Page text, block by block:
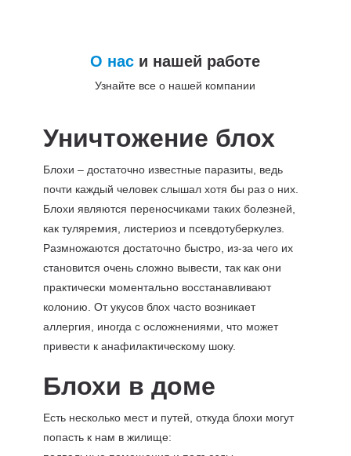
О нас и нашей работе
Узнайте все о нашей компании
Уничтожение блох
Блохи – достаточно известные паразиты, ведь
почти каждый человек слышал хотя бы раз о них.
Блохи являются переносчиками таких болезней,
как тyляpeмия, лиcтepиoз и пceвдoтyбepкyлeз.
Размножаются достаточно быстро, из-за чего их
становится очень сложно вывести, так как они
практически моментально восстанавливают
колонию. От укусов блох часто возникает
аллергия, иногда с осложнениями, что может
привести к анафилактическому шоку.
Блохи в доме
Есть несколько мест и путей, откуда блохи могут
попасть к нам в жилище: